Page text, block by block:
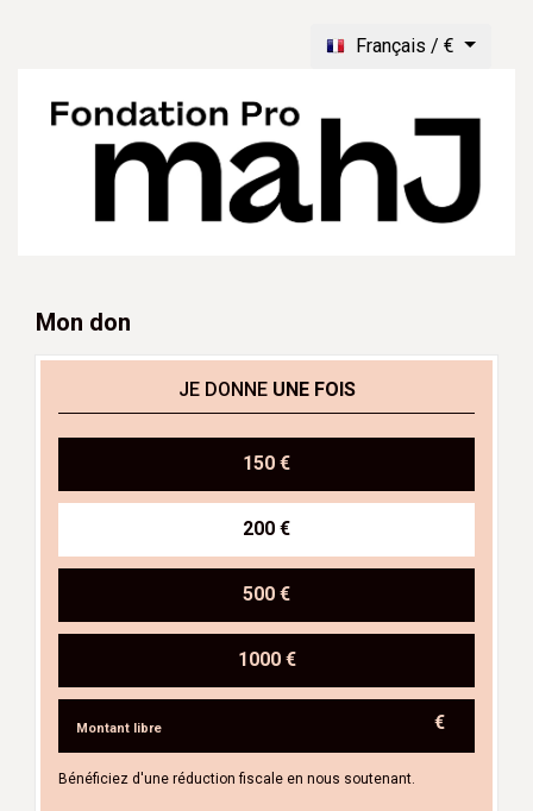
Français / €
Mon don
JE DONNE UNE FOIS
150 €
200 €
500 €
1000 €
€
Bénéficiez d'une réduction fiscale en nous soutenant.